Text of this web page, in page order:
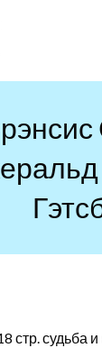
стр. судьба